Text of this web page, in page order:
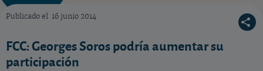
Publicado el 16 junio 2014
FCC: Georges Soros podría aumentar su
participación